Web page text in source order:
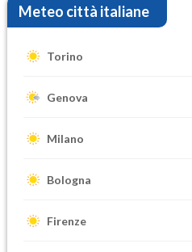
Meteo città italiane
Torino
Genova
Milano
Bologna
Firenze